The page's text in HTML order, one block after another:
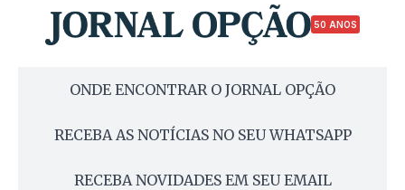
50 ANOS
ONDE ENCONTRAR O JORNAL OPÇÃO
RECEBA AS NOTÍCIAS NO SEU WHATSAPP
RECEBA NOVIDADES EM SEU EMAIL